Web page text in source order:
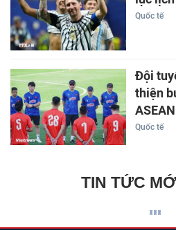
Quốc tế
Đội
thiện
Quốc tế
TIN TỨC